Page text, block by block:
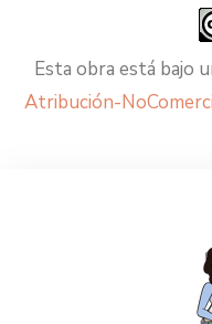
Esta obra está bajo
Atribución-